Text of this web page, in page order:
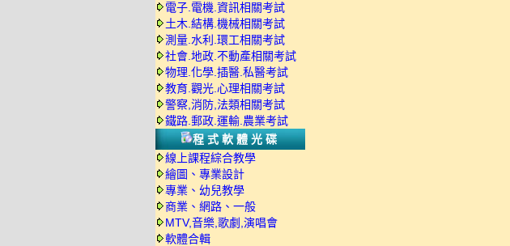
電子.電機.資訊相關考試
土木.結構.機械相關考試
測量.水利.環工相關考試
社會.地政.不動產相關考試
物理.化學.插醫.私醫考試
教育.觀光.心理相關考試
警察,消防,法類相關考試
鐵路.郵政.運輸.農業考試
程式軟體光碟
線上課程綜合教學
繪圖、專業設計
專業、幼兒教學
商業、網路、一般
MTV,音樂,歌劇,演唱會
軟體合輯